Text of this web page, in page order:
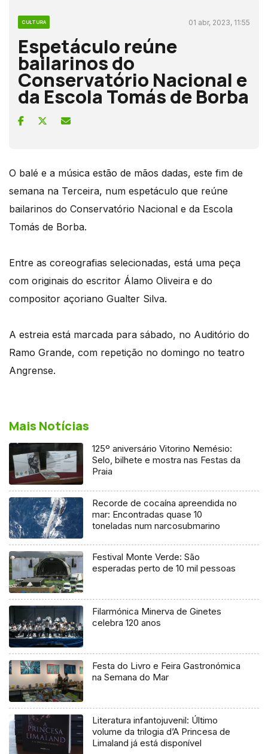
CULTURA 01 abr, 2023, 11:55
Espetáculo reúne
bailarinos do
Conservatório Nacional e
da Escola Tomás de Borba
O balé e a música estão de mãos dadas, este fim de
semana na Terceira, num espetáculo que reúne
bailarinos do Conservatório Nacional e da Escola
Tomás de Borba.
Entre as coreografias selecionadas, está uma peça
com originais do escritor Álamo Oliveira e do
compositor açoriano Gualter Silva.
A estreia está marcada para sábado, no Auditório do
Ramo Grande, com repetição no domingo no teatro
Angrense.
Mais Notícias
125º aniversário Vitorino Nemésio:
Selo, bilhete e mostra nas Festas da
Praia
Recorde de cocaína apreendida no
mar: Encontradas quase 10
toneladas num narcosubmarino
Festival Monte Verde: São
esperadas perto de 10 mil pessoas
Filarmónica Minerva de Ginetes
celebra 120 anos
Festa do Livro e Feira Gastronómica
na Semana do Mar
Literatura infantojuvenil: Último
volume da trilogia d’A Princesa de
Limaland já está disponível